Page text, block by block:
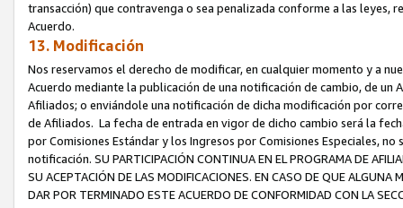
transacción) que contravenga o sea penalizada conforme a las leyes,
Acuerdo.
13. Modificación
Nos reservamos el derecho de modificar, en cualquier momento y a
Acuerdo mediante la publicación de una notificación de cambio, de
Afiliados; o enviándole una notificación de dicha modificación por
de Afiliados. La fecha de entrada en vigor de dicho cambio será la
por Comisiones Estándar y los Ingresos por Comisiones Especiales,
notificación. SU PARTICIPACIÓN CONTINUA EN EL PROGRAMA DE
SU ACEPTACIÓN DE LAS MODIFICACIONES. EN CASO DE QUE ALGUNA
DAR POR TERMINADO ESTE ACUERDO DE CONFORMIDAD CON LA